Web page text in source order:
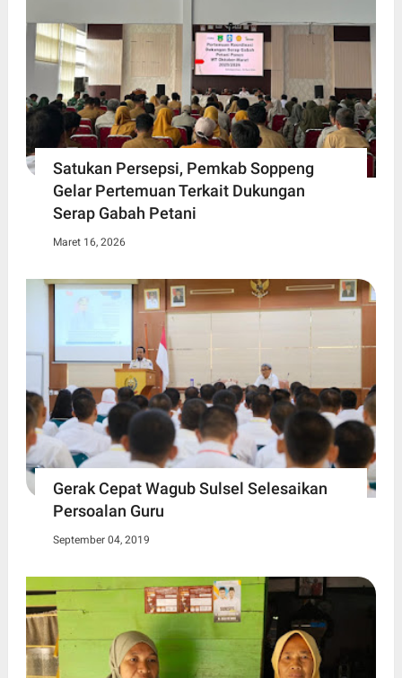
Satukan Persepsi, Pemkab Soppeng
Gelar Pertemuan Terkait Dukungan
Serap Gabah Petani
Maret 16, 2026
Gerak Cepat Wagub Sulsel Selesaikan
Persoalan Guru
September 04, 2019